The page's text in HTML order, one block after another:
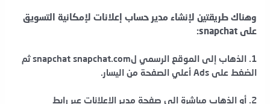
وهناك طريقتين لإنشاء مدير حساب إعلانات لإمكانية التسويق
على snapchat:
1. الذهاب إلى الموقع الرسمي لsnapchat snapchat.com ثم
الضغط على Ads أعلي الصفحة من اليسار.
2. أو الذهاب مباشرة إلى صفحة مدير الإعلانات عبر رابط